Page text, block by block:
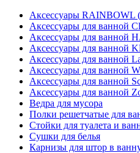
Аксессуары RAINBOWL
Аксессуары для ванной
Аксессуары для ванной
Аксессуары для ванной
Аксессуары для ванной
Аксессуары для ванной
Аксессуары для ванной
Аксессуары для ванной
Ведра для мусора
Полки решетчатые для
Стойки для туалета и
Сушки для белья
Карнизы для штор в